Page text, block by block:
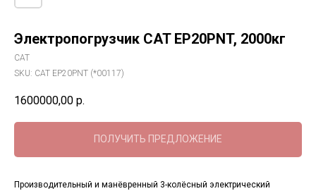
Электропогрузчик CAT EP20PNT, 2000кг
CAT
SKU: CAT EP20PNT (*00117)
1600000,00 р.
ПОЛУЧИТЬ ПРЕДЛОЖЕНИЕ
Производительный и манёвренный 3-колёсный электрический